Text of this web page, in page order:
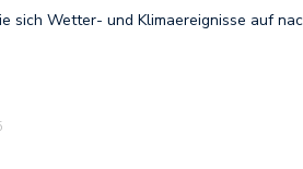
sich Wetter- und Klimaereignisse auf